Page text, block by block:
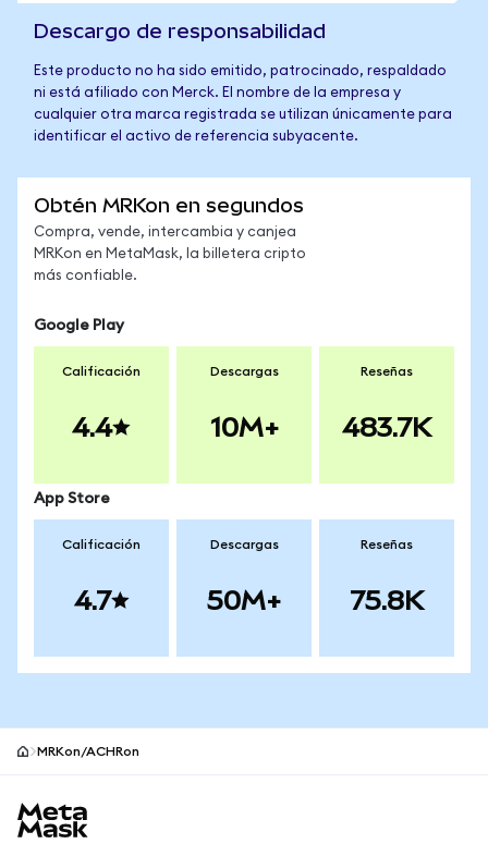
Descargo de responsabilidad
Este producto no ha sido emitido, patrocinado, respaldado
ni está afiliado con Merck. El nombre de la empresa y
cualquier otra marca registrada se utilizan únicamente para
identificar el activo de referencia subyacente.
Obtén MRKon en segundos
Compra, vende, intercambia y canjea
MRKon en MetaMask, la billetera cripto
más confiable.
Google Play
Calificación
4.4
Descargas
10M+
Reseñas
483.7K
App Store
Calificación
4.7
Descargas
50M+
Reseñas
75.8K
MRKon/ACHRon